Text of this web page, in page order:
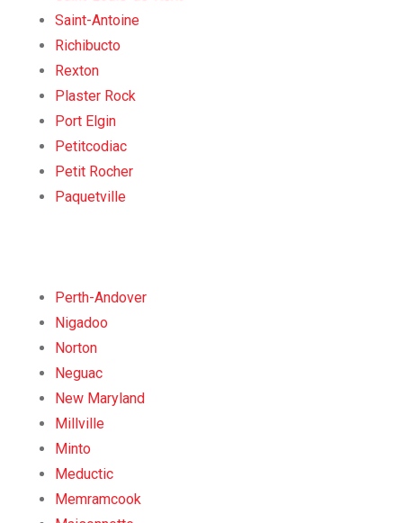
Saint-Antoine
Richibucto
Rexton
Plaster Rock
Port Elgin
Petitcodiac
Petit Rocher
Paquetville
Perth-Andover
Nigadoo
Norton
Neguac
New Maryland
Millville
Minto
Meductic
Memramcook